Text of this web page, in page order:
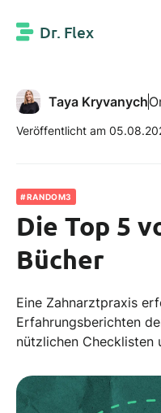
Dr. Flex
Taya Kryvanych
Veröffentlicht am
#RANDOM3
Die Top 5
Bücher
Eine Zahnarztpraxis
Erfahrungsberichten
nützlichen Checklisten